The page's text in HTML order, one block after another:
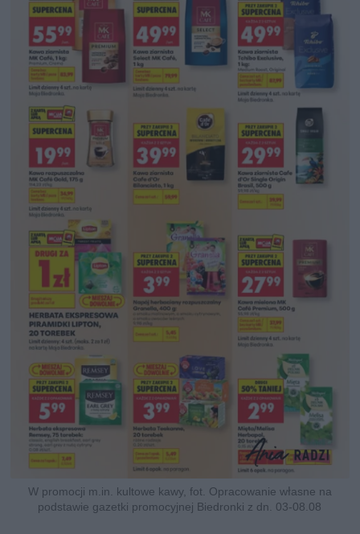
W promocji m.in. kultowe kawy, fot. Opracowanie własne na
podstawie gazetki promocyjnej Biedronki z dn. 03-08.08